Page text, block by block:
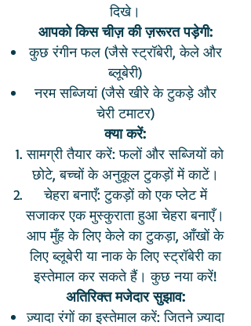
दिखे।
आपको किस चीज़ की ज़रूरत पड़ेगी:
कुछ रंगीन फल (जैसे स्ट्रॉबेरी, केले और
ब्लूबेरी)
नरम सब्जियां (जैसे खीरे के टुकड़े और
चेरी टमाटर)
क्या करें:
सामग्री तैयार करें: फलों और सब्जियों को
छोटे, बच्चों के अनुकूल टुकड़ों में काटें।
चेहरा बनाएँ: टुकड़ों को एक प्लेट में
सजाकर एक मुस्कुराता हुआ चेहरा बनाएँ।
आप मुँह के लिए केले का टुकड़ा, आँखों के
लिए ब्लूबेरी या नाक के लिए स्ट्रॉबेरी का
इस्तेमाल कर सकते हैं। कुछ नया करें!
अतिरिक्त मजेदार सुझाव:
ज़्यादा रंगों का इस्तेमाल करें: जितने ज़्यादा